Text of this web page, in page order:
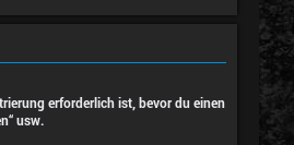
erforderlich ist, bevor du einen
usw.